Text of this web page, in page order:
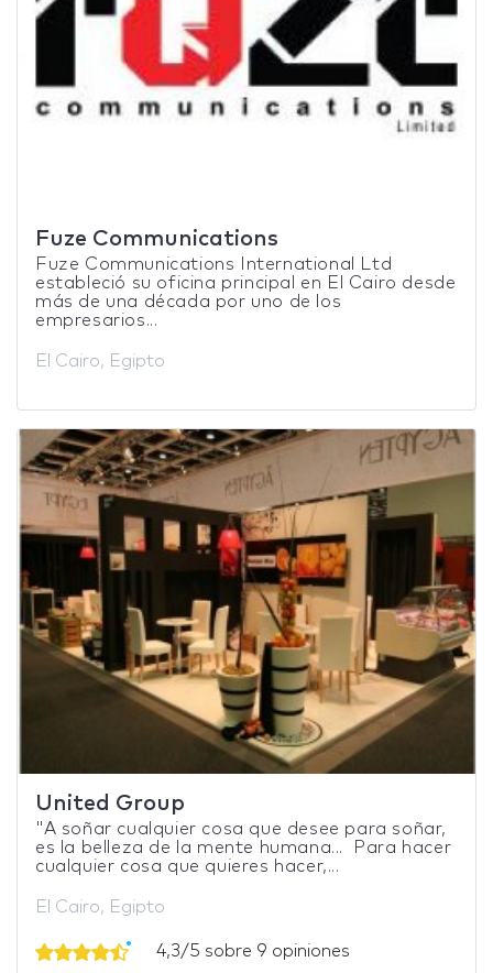
Fuze Communications
Fuze Communications International Ltd
estableció su oficina principal en El Cairo desde
más de una década por uno de los
empresarios...
El Cairo, Egipto
United Group
"A soñar cualquier cosa que desee para soñar,
es la belleza de la mente humana... Para hacer
cualquier cosa que quieres hacer,...
El Cairo, Egipto
4,3/5 sobre 9 opiniones